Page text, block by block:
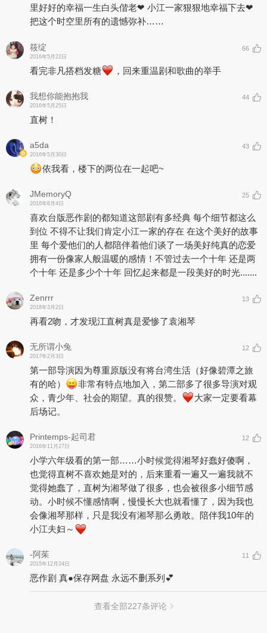
里好好的幸福一生白头偕老❤ 小江一家狠狠地幸福下去❤
把这个时空里所有的遗憾弥补……
筱绽
2016年5月22日
66
看完非凡搭档发糖 ，回来重温剧和歌曲的举手
我想你能抱抱我
2016年5月25日
44
直树！
a5da
2016年5月30日
43
依我看，楼下的两位在一起吧~
JMemoryQ
2016年6月4日
25
喜欢台版恶作剧的都知道这部剧有多经典 每个细节都这么
到位 不得不让我们肯定小江一家的存在 在这个美好的故事
里 每个爱他们的人都陪伴着他们谈了一场美好纯真的恋爱
拥有一份像家人般温暖的感情！不管过去一个十年 还是两
个十年 还是多少个十年 回忆起来都是一段美好的时光.......
Zenrrr
2018年3月2日
13
再看2吻，才发现江直树真是爱惨了袁湘琴
无所谓小兔
2017年2月3日
12
第一部导演因为尊重原版没有将台湾生活（好像碧潭之旅
有的哈）
非常有特点地加入，第二部多了很多导演对观
众，青少年、社会的期望。真的很赞。
大家一定要看幕
后场记。
Printemps-起司君
2016年11月27日
12
小学六年级看的第一部……小时候觉得湘琴好蠢好傻啊，
也觉得直树不喜欢她是对的，后来重看一遍又一遍我就不
觉得她蠢了，直树为湘琴做了很多，也会被很多小细节感
动。小时候不懂感情啊，慢慢长大也就看懂了，因为我也
会像湘琴那样，只是我没有湘琴那么勇敢。陪伴我10年的
小江夫妇～
-阿茱
2015年12月24日
11
恶作剧 真●保存网盘 永远不删系列💕
查看全部227条评论